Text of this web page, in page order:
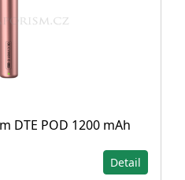
DTE POD 1200 mAh
Detail